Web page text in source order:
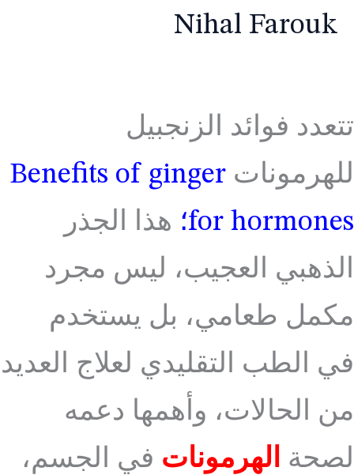
Nihal Farouk
تتعدد فوائد الزنجبيل
للهرمونات Benefits of ginger
for hormones؛
هذا الجذر
الذهبي العجيب، ليس مجرد
مكمل طعامي، بل يستخدم
في الطب التقليدي لعلاج العديد
من الحالات، وأهمها دعمه
لصحة الهرمونات في الجسم،